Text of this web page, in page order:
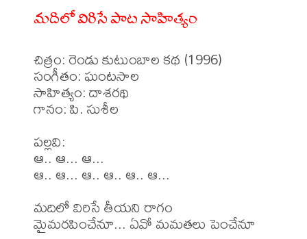
మదిలో విరిసే పాట సాహిత్యం
చిత్రం: రెండు కుటుంబాల కథ (1996)
సంగీతం: ఘంటసాల
సాహిత్యం: దాశరథి
గానం: పి. సుశీల
పల్లవి:
ఆ.. ఆ... ఆ...
ఆ.. ఆ... ఆ.. ఆ.. ఆ.. ఆ...
మదిలో విరిసే తీయని రాగం
మైమరపించేనూ... ఏవో మమతలు పెంచేనూ